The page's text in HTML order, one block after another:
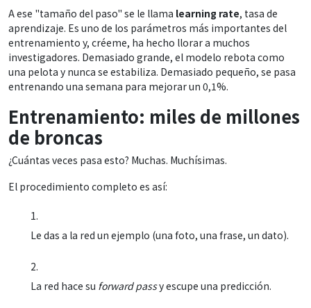
A ese "tamaño del paso" se le llama learning rate, tasa de
aprendizaje. Es uno de los parámetros más importantes del
entrenamiento y, créeme, ha hecho llorar a muchos
investigadores. Demasiado grande, el modelo rebota como
una pelota y nunca se estabiliza. Demasiado pequeño, se pasa
entrenando una semana para mejorar un 0,1%.
Entrenamiento: miles de millones
de broncas
¿Cuántas veces pasa esto? Muchas. Muchísimas.
El procedimiento completo es así:
Le das a la red un ejemplo (una foto, una frase, un dato).
La red hace su forward passy escupe una predicción.